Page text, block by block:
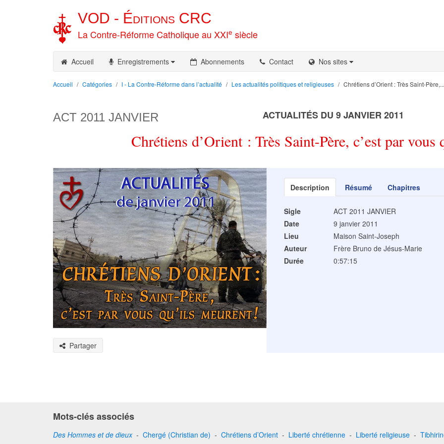
VOD - Éditions CRC
La Contre-Réforme Catholique au XXIe siècle
Accueil Enregistrements Abonnements Contact Nos sites
Accueil Catégories I - La Contre-Réforme dans l’actualité Les actualités politiques et religieuses Chrétiens d’Orient : Très Saint-Père,...
ACT 2011 JANVIER ACTUALITÉS DU 9 JANVIER 2011
Chrétiens d’Orient : Très Saint-Père, c’est par vous
Partager
Description Résumé Chapitres
Sigle
ACT 2011 JANVIER
Date
9 janvier 2011
Lieu
Maison Saint-Joseph
Auteur
Frère Bruno de Jésus-Marie
Durée
0:57:15
Mots-clés associés
Des Hommes et de dieux- Chergé (Christian de) - Chrétiens d’Orient - Liberté chrétienne - Liberté religieuse -